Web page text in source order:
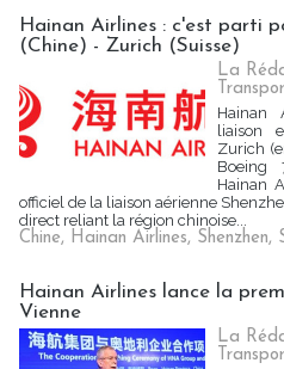
Hainan Airlines : c'est parti
(Chine) - Zurich (Suisse)
La
Hainan
liaison
Zurich
Boeing
Hainan
officiel de la liaison aérienne
direct reliant la région chinoise...
Chine, Hainan Airlines, Shenzhen,
Hainan Airlines lance la
Vienne
La